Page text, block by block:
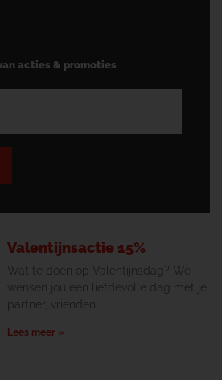
acties & promoties
Valentijnsactie 15%
Wat te doen op Valentijnsdag? We
wensen jou een liefdevolle dag met je
partner, vrienden,
Lees meer »